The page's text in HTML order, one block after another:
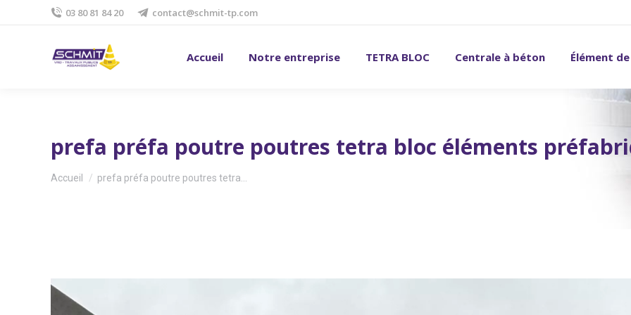
03 80 81 84 20 contact@schmit-tp.com
Accueil Notre entreprise TETRA BLOC Centrale à béton Élément
prefa préfa poutre poutres tetra bloc éléments
Vous êtes ici :
Accueil prefa préfa poutre poutres tetra…